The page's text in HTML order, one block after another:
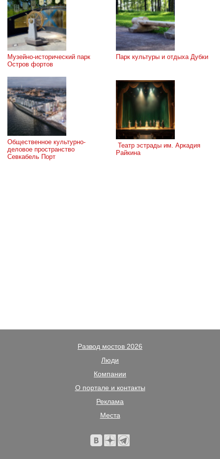
Музейно-исторический парк
Остров фортов
Парк культуры и отдыха Дубки
Общественное культурно-
деловое пространство
Севкабель Порт
Райкина
Развод мостов 2026
Люди
Компании
О портале и контакты
Реклама
Места